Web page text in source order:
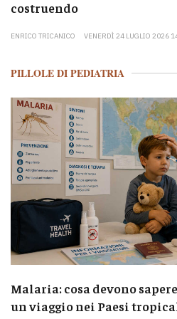
costruendo
ENRICO TRICANICO VENERDÌ 24 LUGLIO 2026
PILLOLE DI PEDIATRIA
Malaria: cosa devono
un viaggio nei Paesi